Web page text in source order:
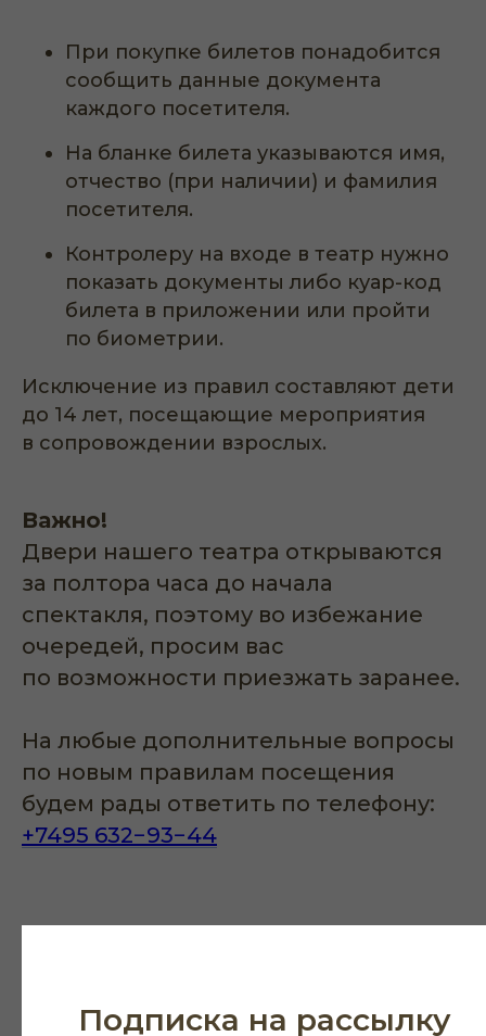
При покупке билетов понадобится
сообщить данные документа
каждого посетителя.
На бланке билета указываются имя,
отчество (при наличии) и фамилия
посетителя.
Контролеру на входе в театр нужно
показать документы либо куар-код
билета в приложении или пройти
по биометрии.
Исключение из правил составляют дети
до 14 лет, посещающие мероприятия
в сопровождении взрослых.
Важно!
Двери нашего театра открываются
за полтора часа до начала
спектакля, поэтому во избежание
очередей, просим вас
по возможности приезжать заранее.
На любые дополнительные вопросы
по новым правилам посещения
будем рады ответить по телефону:
+7495 632−93−44
подойдут:
Подписка на рассылку